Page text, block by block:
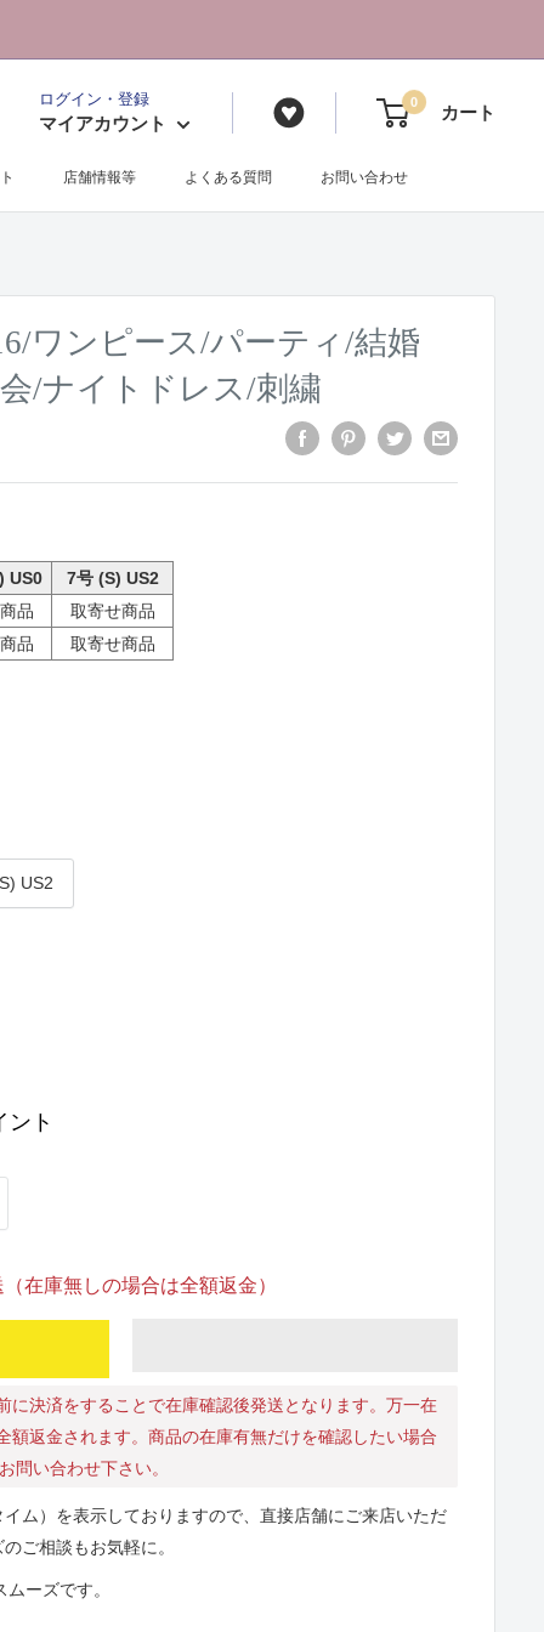
ログイン・登録
マイアカウント
0 カート
店舗情報等 よくある質問 お問い合わせ
ワンピース/パーティ/結婚
/ナイトドレス/刺繍
US0
7号 (S) US2
品
取寄せ商品
品
取寄せ商品
US2
ント
在庫無しの場合は全額返金）
に決済をすることで在庫確認後発送となります。万一在
額返金されます。商品の在庫有無だけを確認したい場合
問い合わせ下さい。
ム）を表示しておりますので、直接店舗にご来店いただ
ご相談もお気軽に。
ーズです。